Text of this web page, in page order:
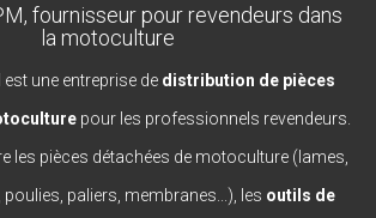
fournisseur pour revendeurs dans
la motoculture
une entreprise de distribution de pièces
pour les professionnels revendeurs.
les pièces détachées de motoculture (lames,
paliers, membranes...), les outils de